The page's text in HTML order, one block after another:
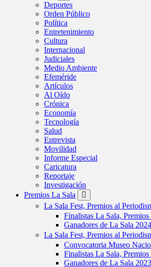
Deportes
Orden Público
Política
Entretenimiento
Cultura
Internacional
Judiciales
Medio Ambiente
Efeméride
Artículos
Al Oído
Crónica
Economía
Tecnología
Salud
Entrevista
Movilidad
Informe Especial
Caricatura
Reportaje
Investigación
Premios La Sala
La Sala Fest, Premios al
Finalistas La Sala,
Ganadores de La Sala 2024
La Sala Fest, Premios al
Convocatoria Museo
Finalistas La Sala,
Ganadores de La Sala 2023